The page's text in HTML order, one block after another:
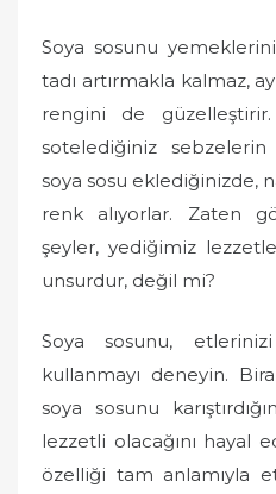
Soya sosunu
tadı artırmakla kalmaz,
rengini de
sotelediğiniz
soya sosu eklediğinizde,
renk alıyorlar. Zaten
şeyler, yediğimiz
unsurdur, değil mi?
Soya sosunu,
kullanmayı deneyin.
soya sosunu
lezzetli olacağını hayal
özelliği tam anlamıyla